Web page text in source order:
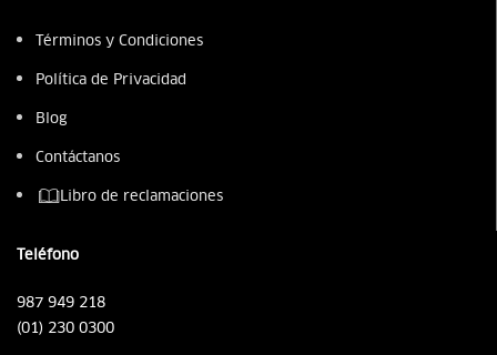
Términos y Condiciones
Política de Privacidad
Blog
Contáctanos
Libro de reclamaciones
Teléfono
987 949 218
(01) 230 0300